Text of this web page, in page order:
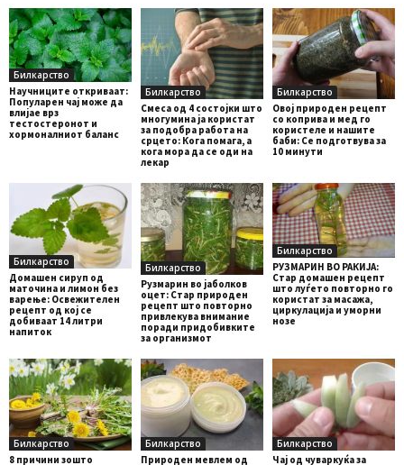
Билкарство
Научниците откриваат:
Популарен чај може да
влијае врз
тестостеронот и
хормоналниот баланс
Билкарство
Смеса од 4 состојки што
многумина ја користат
за подобра работа на
срцето: Кога помага, а
кога мора да се оди на
лекар
Билкарство
Овој природен рецепт
со коприва и мед го
користеле и нашите
баби: Се подготвува за
10 минути
Билкарство
Домашен сируп од
маточина и лимон без
варење: Освежителен
рецепт од кој се
добиваат 14 литри
напиток
Билкарство
Рузмарин во јаболков
оцет: Стар природен
рецепт што повторно
привлекува внимание
поради придобивките
за организмот
Билкарство
РУЗМАРИН ВО РАКИЈА:
Стар домашен рецепт
што луѓето повторно го
користат за масажа,
циркулација и уморни
нозе
Билкарство
8 причини зошто
Билкарство
Природен мевлем од
Билкарство
Чај од чуваркуќа за